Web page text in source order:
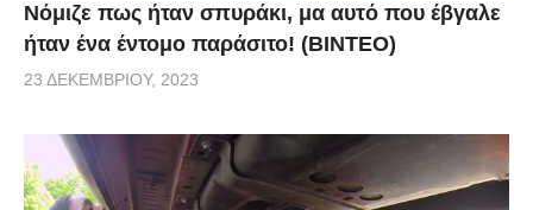
Νόμιζε πως ήταν σπυράκι, μα αυτό που έβγαλε
ήταν ένα έντομο παράσιτο! (BINTEO)
23 ΔΕΚΕΜΒΡΊΟΥ, 2023